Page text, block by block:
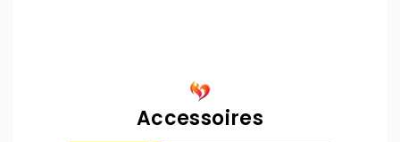
Accessoires